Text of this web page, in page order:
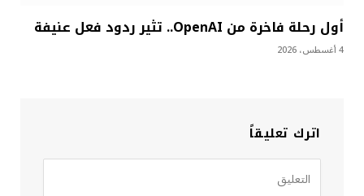
أول رحلة فاخرة من OpenAI.. تثير ردود فعل عنيفة
4 أغسطس، 2026
اترك تعليقاً